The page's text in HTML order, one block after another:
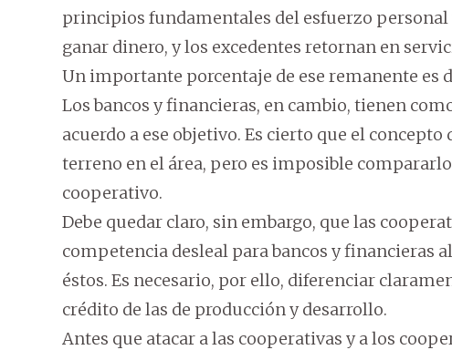
principios fundamentales del esfuerzo
ganar dinero, y los excedentes retornan en
Un importante porcentaje de ese remanente es
Los bancos y financieras, en cambio, tienen
acuerdo a ese objetivo. Es cierto que el
terreno en el área, pero es imposible
cooperativo.
Debe quedar claro, sin embargo, que las
competencia desleal para bancos y financieras
éstos. Es necesario, por ello, diferenciar
crédito de las de producción y desarrollo.
Antes que atacar a las cooperativas y a los